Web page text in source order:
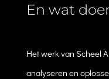
En wat
Het werk van Scheel
analyseren en